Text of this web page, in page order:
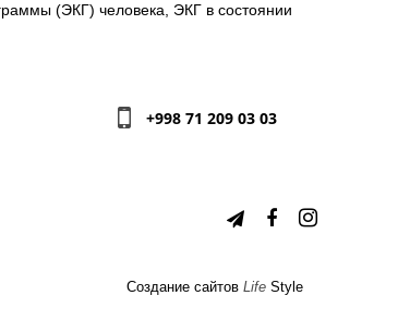
(ЭКГ) человека, ЭКГ в состоянии
+998 71 209 03 03
Создание сайтов Life Style